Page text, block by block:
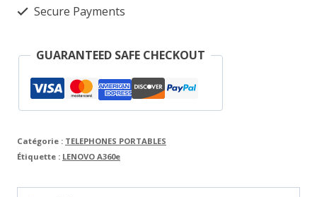
Secure Payments
GUARANTEED SAFE CHECKOUT
Catégorie : TELEPHONES PORTABLES
Étiquette : LENOVO A360e